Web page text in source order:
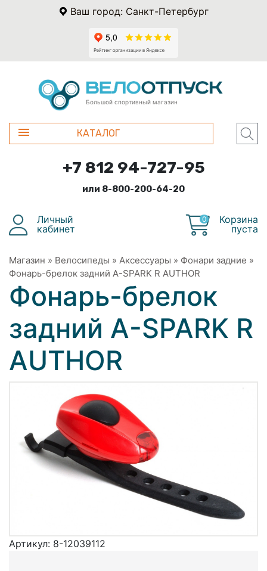
Ваш город: Санкт-Петербург
Большой спортивный магазин
КАТАЛОГ
+7 812 94-727-95
или 8-800-200-64-20
Личный
кабинет
0
Корзина
пуста
Магазин » Велосипеды » Аксессуары » Фонари задние »
Фонарь-брелок задний A-SPARK R AUTHOR
Фонарь-брелок
задний A-SPARK R
AUTHOR
Артикул: 8-12039112